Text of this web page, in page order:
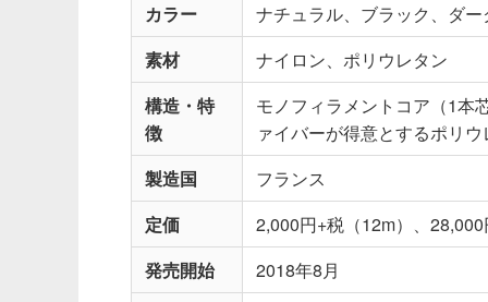
カラー
ナチュラル、ブラック、ダ
素材
ナイロン、ポリウレタン
構造・特
徴
モノフィラメントコア（1本
ァイバーが得意とするポリ
製造国
フランス
定価
2,000円+税（12m）、
発売開始
2018年8月